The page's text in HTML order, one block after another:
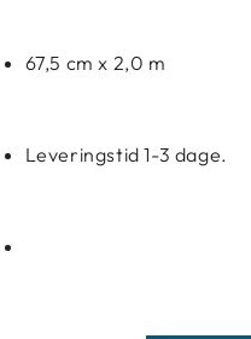
67,5 cm x 2,0 m
Leveringstid 1-3 dage.